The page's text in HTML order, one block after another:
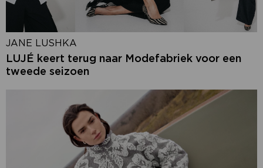
JANE LUSHKA
LUJÉ keert terug naar Modefabriek voor een
tweede seizoen